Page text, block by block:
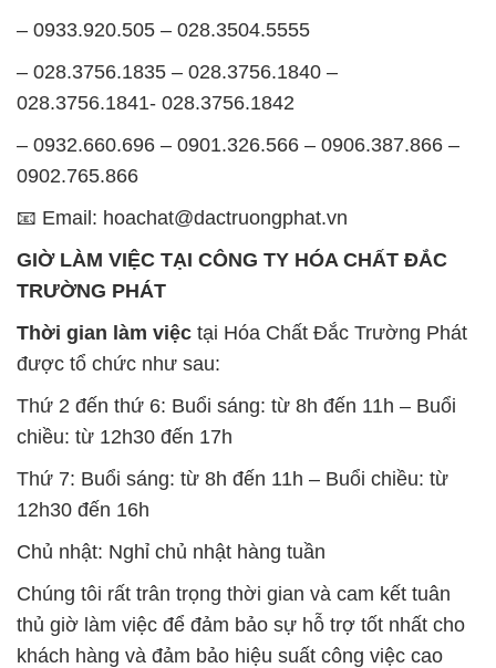
– 0933.920.505 – 028.3504.5555
– 028.3756.1835 – 028.3756.1840 –
028.3756.1841- 028.3756.1842
– 0932.660.696 – 0901.326.566 – 0906.387.866 –
0902.765.866
📧 Email: hoachat@dactruongphat.vn
GIỜ LÀM VIỆC TẠI CÔNG TY HÓA CHẤT ĐẮC
TRƯỜNG PHÁT
Thời gian làm việc tại Hóa Chất Đắc Trường Phát
được tổ chức như sau:
Thứ 2 đến thứ 6: Buổi sáng: từ 8h đến 11h – Buổi
chiều: từ 12h30 đến 17h
Thứ 7: Buổi sáng: từ 8h đến 11h – Buổi chiều: từ
12h30 đến 16h
Chủ nhật: Nghỉ chủ nhật hàng tuần
Chúng tôi rất trân trọng thời gian và cam kết tuân
thủ giờ làm việc để đảm bảo sự hỗ trợ tốt nhất cho
khách hàng và đảm bảo hiệu suất công việc cao